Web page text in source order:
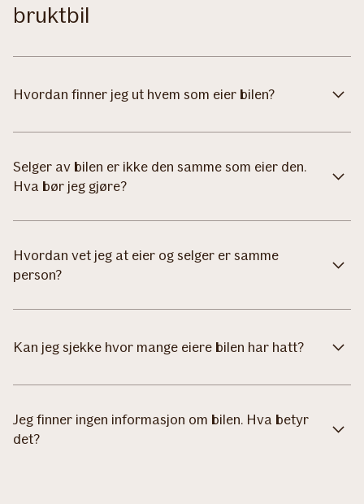
bruktbil
Hvordan finner jeg ut hvem som eier bilen?
Selger av bilen er ikke den samme som eier den.
Hva bør jeg gjøre?
Hvordan vet jeg at eier og selger er samme
person?
Kan jeg sjekke hvor mange eiere bilen har hatt?
Jeg finner ingen informasjon om bilen. Hva betyr
det?